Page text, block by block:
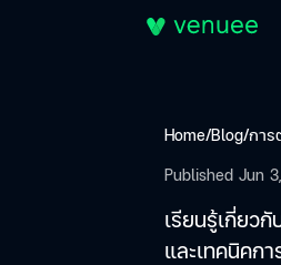
Home/Blog/การ
Published Jun
เรียนรู้เกี่ยว
และเทคนิคก